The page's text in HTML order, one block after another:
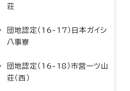
荘
団地認定（16-17）日本ガイシ
八事寮
団地認定（16-18）市営一ツ山
荘（西）